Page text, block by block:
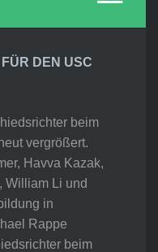
DEN USC
beim
vergrößert.
Havva Kazak,
William Li und
in
Rappe
beim